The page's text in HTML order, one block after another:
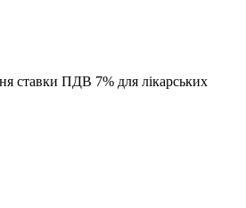
ставки ПДВ 7% для лікарських